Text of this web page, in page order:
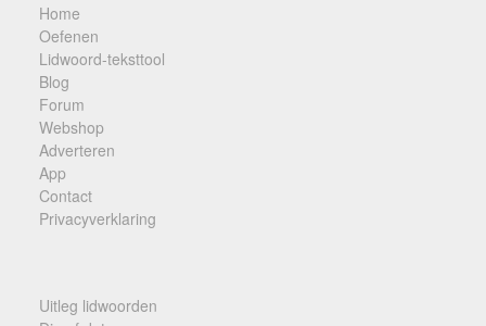
Home
Oefenen
Lidwoord-teksttool
Blog
Forum
Webshop
Adverteren
App
Contact
Privacyverklaring
Uitleg lidwoorden